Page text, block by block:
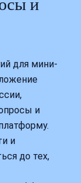
и
для мини-
и
и
до тех,